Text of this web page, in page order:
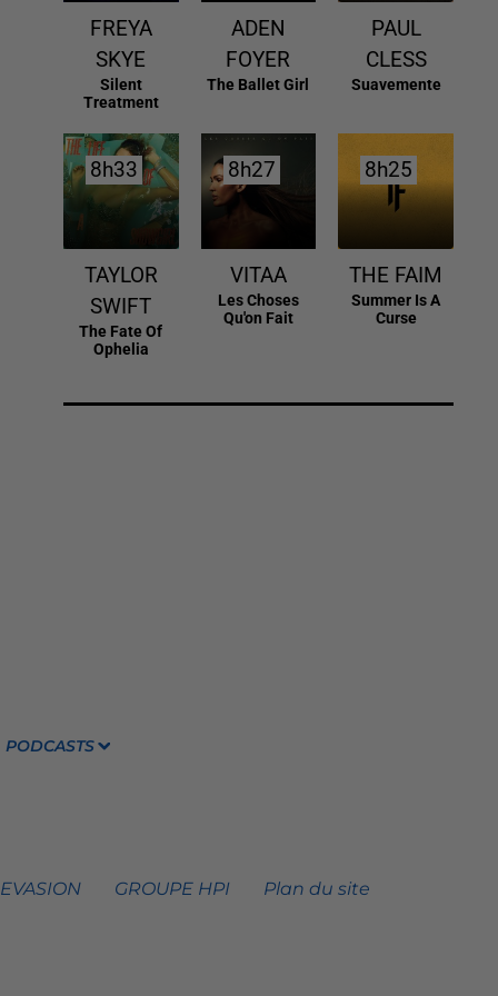
FREYA
SKYE
Silent
Treatment
ADEN
FOYER
The Ballet Girl
PAUL
CLESS
Suavemente
8h33
8h33
TAYLOR
SWIFT
The Fate Of
Ophelia
8h27
8h27
VITAA
Les Choses
Qu'on Fait
8h25
8h25
THE FAIM
Summer Is A
Curse
PODCASTS
GROUPE HPI Plan du site